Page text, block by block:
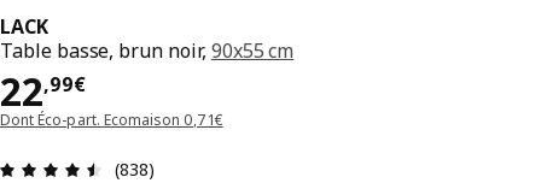
LACK
Table basse, brun noir, 90x55 cm
22,99€
Prix 22,99€
Dont Éco-part. Ecomaison 0,71€
Avis: 4.5 sur 5 étoiles Nombre total d'avis: 838
(838)